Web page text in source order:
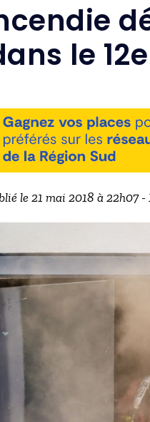
le
le 21 mai 2018 à 22h07